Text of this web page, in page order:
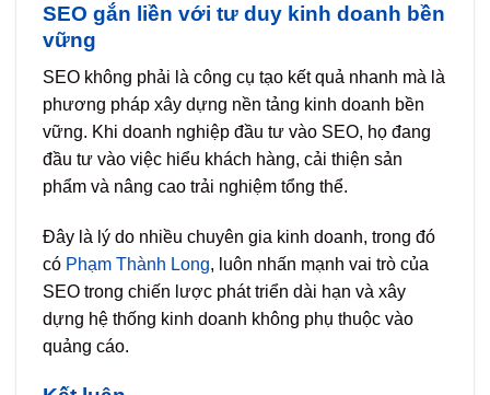
SEO gắn liền với tư duy kinh doanh bền
vững
SEO không phải là công cụ tạo kết quả nhanh mà là
phương pháp xây dựng nền tảng kinh doanh bền
vững. Khi doanh nghiệp đầu tư vào SEO, họ đang
đầu tư vào việc hiểu khách hàng, cải thiện sản
phẩm và nâng cao trải nghiệm tổng thể.
Đây là lý do nhiều chuyên gia kinh doanh, trong đó
có Phạm Thành Long, luôn nhấn mạnh vai trò của
SEO trong chiến lược phát triển dài hạn và xây
dựng hệ thống kinh doanh không phụ thuộc vào
quảng cáo.